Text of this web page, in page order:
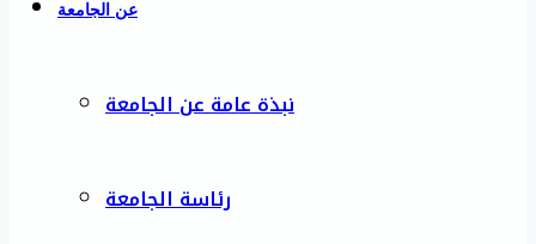
عن الجامعة
نبذة عامة عن الجامعة
رئاسة الجامعة